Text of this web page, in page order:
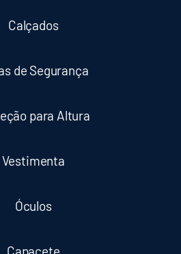
Calçados
de Segurança
para Altura
Vestimenta
Óculos